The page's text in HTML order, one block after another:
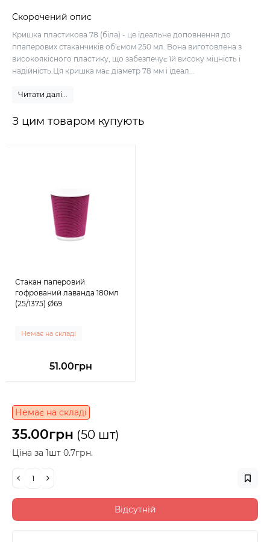
Скорочений опис
Кришка пластикова 78 (біла) - це ідеальне доповнення до
ппаперових стаканчиків об'ємом 250 мл. Вона виготовлена з
високоякісного пластику, що забезпечує їй високу міцність і
надійність.Ця кришка має діаметр 78 мм і ідеал...
Читати далі...
З цим товаром купують
Стакан паперовий
гофрований лаванда 180мл
(25/1375) Ø69
Немає на складі
51.00грн
Немає на складі
35.00грн (50 шт)
Ціна за 1шт 0.7грн.
Відсутній